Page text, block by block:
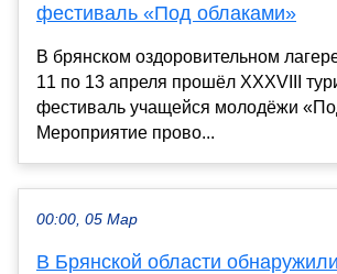
фестиваль «Под облаками»
В брянском оздоровительном
11 по 13 апреля прошёл XXXVIII
фестиваль учащейся молодёжи
Мероприятие прово...
00:00, 05 Мар
В Брянской области